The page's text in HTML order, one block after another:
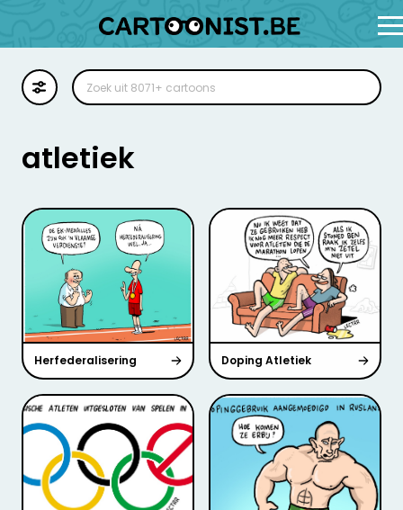
Illustratie
Zoekplaat
Stockillustratie
Strip
atletiek
Herfederalisering Doping Atletiek